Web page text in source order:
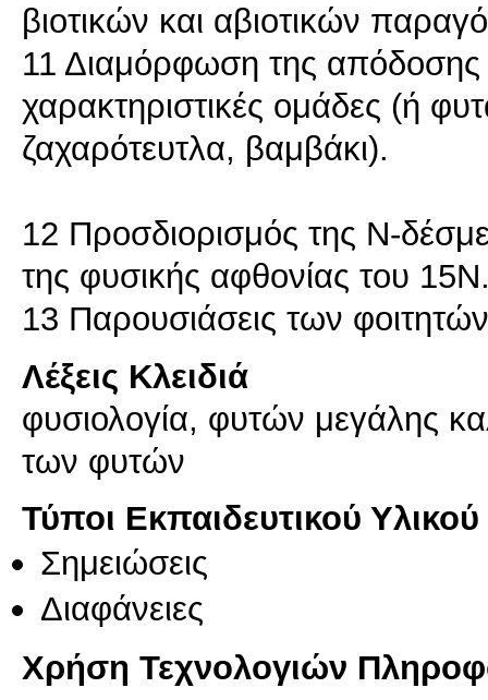
βιοτικών και αβιοτικών
11 Διαμόρφωση της απόδοσης
χαρακτηριστικές ομάδες (ή
ζαχαρότευτλα, βαμβάκι).
12 Προσδιορισμός της Ν-
της φυσικής αφθονίας του
Λέξεις Κλειδιά
φυσιολογία, φυτών μεγάλης
των φυτών
Τύποι Εκπαιδευτικού Υλικού
Σημειώσεις
Διαφάνειες
Χρήση Τεχνολογιών